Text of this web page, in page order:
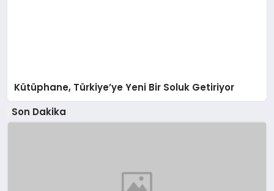
Kütüphane, Türkiye’ye Yeni Bir Soluk Getiriyor
Son Dakika